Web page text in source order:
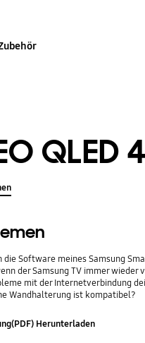
QLED
die Software meines Samsung
der Samsung TV immer wieder
mit der Internetverbindung
Wandhalterung ist kompatibel?
Herunterladen